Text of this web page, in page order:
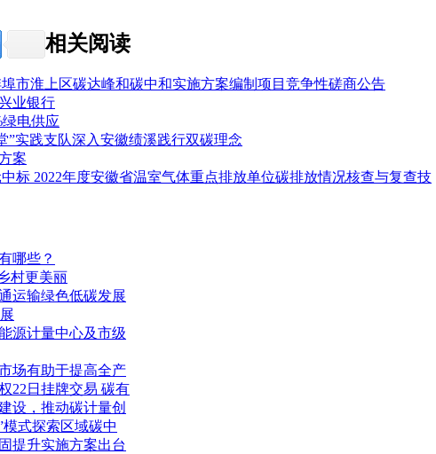
相关阅读
市淮上区碳达峰和碳中和实施方案编制项目竞争性磋商公告
业银行
电供应
”实践支队深入安徽绩溪践行双碳理念
案
标 2022年度安徽省温室气体重点排放单位碳排放情况核查与复查技
哪些？
村更美丽
运输绿色低碳发展
源计量中心及市级
场有助于提高全产
22日挂牌交易 碳有
设，推动碳计量创
模式探索区域碳中
提升实施方案出台